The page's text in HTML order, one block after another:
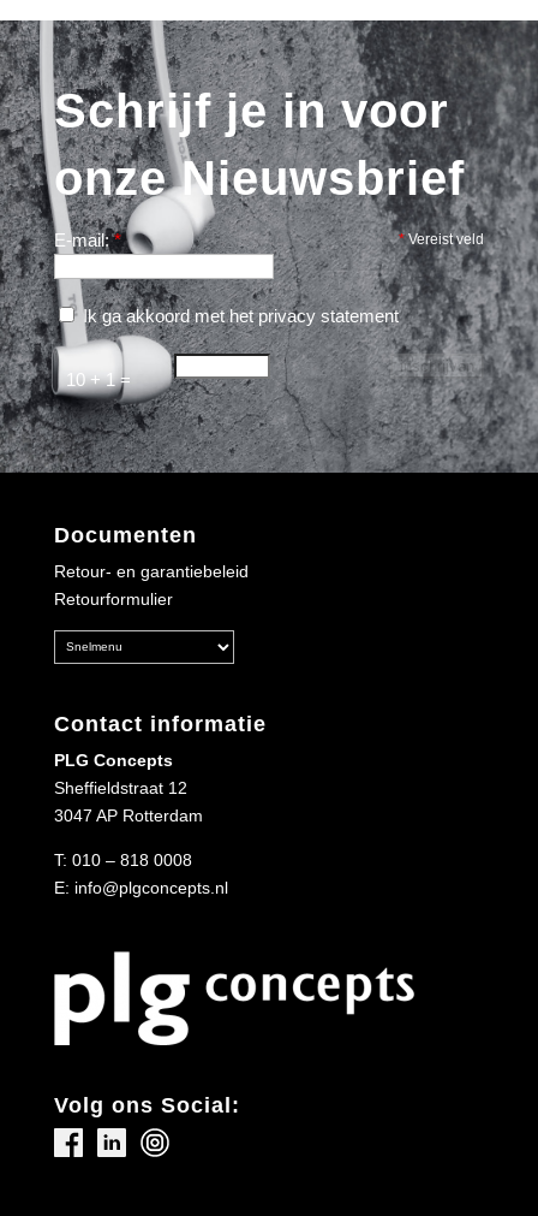
Schrijf je in voor
onze Nieuwsbrief
*Vereist veld
E-mail:*
Ik ga akkoord met hetprivacy statement
10 + 1 =
Documenten
Retour- en garantiebeleid
Retourformulier
Contact informatie
PLG Concepts
Sheffieldstraat 12
3047 AP Rotterdam
T: 010 – 818 0008
E: info@plgconcepts.nl
Volg ons Social: